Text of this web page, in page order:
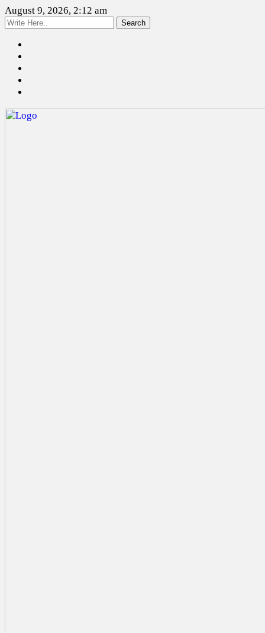
August 9, 2026, 2:12 am
Search